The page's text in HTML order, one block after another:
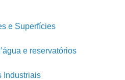
e Superfícies
e reservatórios
Industriais